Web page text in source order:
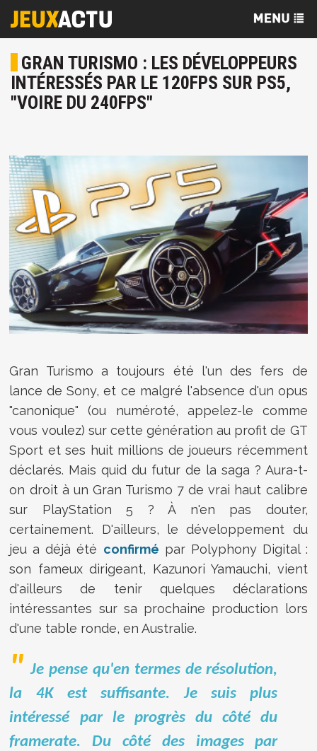
GRAN TURISMO : LES DÉVELOPPEURS
INTÉRESSÉS PAR LE 120FPS SUR PS5,
"VOIRE DU 240FPS"
Gran Turismo a toujours été l'un des fers de
lance de Sony, et ce malgré l'absence d'un opus
"canonique" (ou numéroté, appelez-le comme
vous voulez) sur cette génération au profit de GT
Sport et ses huit millions de joueurs récemment
déclarés. Mais quid du futur de la saga ? Aura-t-
on droit à un Gran Turismo 7 de vrai haut calibre
sur PlayStation 5 ? À n'en pas douter,
certainement. D'ailleurs, le développement du
jeu a déjà été confirmé par Polyphony Digital :
son fameux dirigeant, Kazunori Yamauchi, vient
d'ailleurs de tenir quelques déclarations
intéressantes sur sa prochaine production lors
d'une table ronde, en Australie.
Je pense qu'en termes de résolution,
la 4K est suffisante. Je suis plus
intéressé par le progrès du côté du
framerate. Du côté des images par